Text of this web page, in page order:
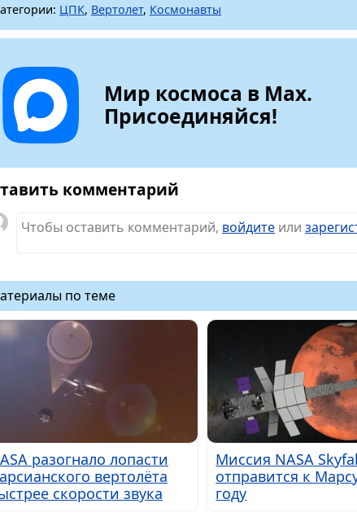
ЦПК, Вертолет, Космонавты
Мир космоса в Max.
Присоединяйся!
комментарий
Чтобы оставить комментарий, войдите или
по теме
разогнало лопасти
вертолёта
скорости звука
Миссия NASA
отправится к
году